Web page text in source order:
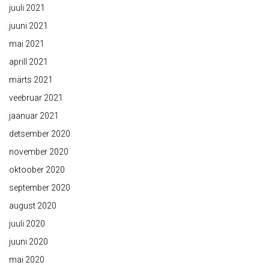
juuli 2021
juuni 2021
mai 2021
aprill 2021
märts 2021
veebruar 2021
jaanuar 2021
detsember 2020
november 2020
oktoober 2020
september 2020
august 2020
juuli 2020
juuni 2020
mai 2020